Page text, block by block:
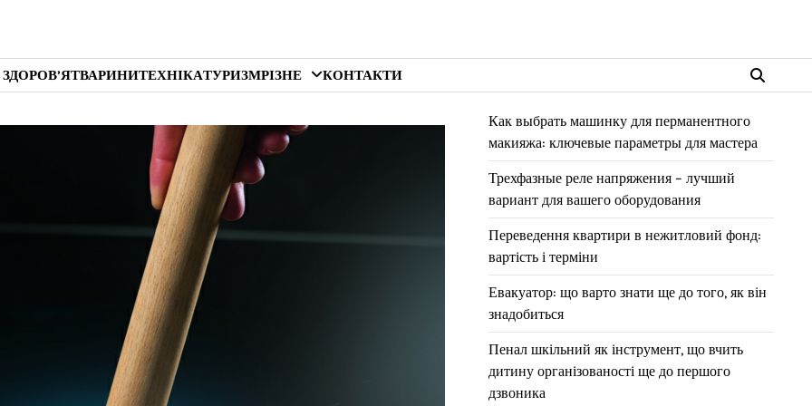
ТВАРИНИТЕХНІКАТУРИЗМРІЗНЕ КОНТАКТИ
Как выбрать машинку для перманентного
макияжа: ключевые параметры для мастера
Трехфазные реле напряжения – лучший
вариант для вашего оборудования
Переведення квартири в нежитловий фонд:
вартість і терміни
Евакуатор: що варто знати ще до того, як він
знадобиться
Пенал шкільний як інструмент, що вчить
дитину організованості ще до першого
дзвоника